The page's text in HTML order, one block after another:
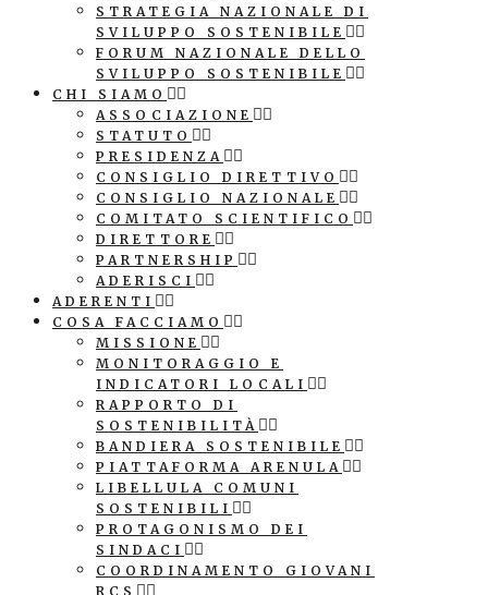
STRATEGIA NAZIONALE DI
SVILUPPO SOSTENIBILE
FORUM NAZIONALE DELLO
SVILUPPO SOSTENIBILE
CHI SIAMO
ASSOCIAZIONE
STATUTO
PRESIDENZA
CONSIGLIO DIRETTIVO
CONSIGLIO NAZIONALE
COMITATO SCIENTIFICO
DIRETTORE
PARTNERSHIP
ADERISCI
ADERENTI
COSA FACCIAMO
MISSIONE
MONITORAGGIO E
INDICATORI LOCALI
RAPPORTO DI
SOSTENIBILITÀ
BANDIERA SOSTENIBILE
PIATTAFORMA ARENULA
LIBELLULA COMUNI
SOSTENIBILI
PROTAGONISMO DEI
SINDACI
COORDINAMENTO GIOVANI
RCS